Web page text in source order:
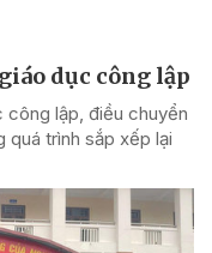
dục công lập
lập, điều chuyển
quá trình sắp xếp lại